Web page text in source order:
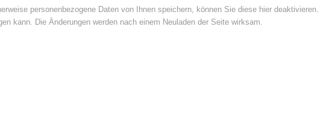
personenbezogene Daten von Ihnen speichern, können Sie diese hier deaktivieren.
kann. Die Änderungen werden nach einem Neuladen der Seite wirksam.